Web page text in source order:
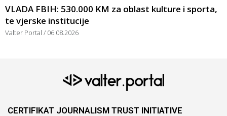
VLADA FBIH: 530.000 KM za oblast kulture i sporta,
te vjerske institucije
Valter Portal 06.08.2026
CERTIFIKAT JOURNALISM TRUST INITIATIVE